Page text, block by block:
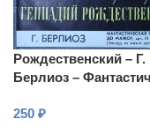
Рождественский – Г.
Берлиоз –
250 ₽